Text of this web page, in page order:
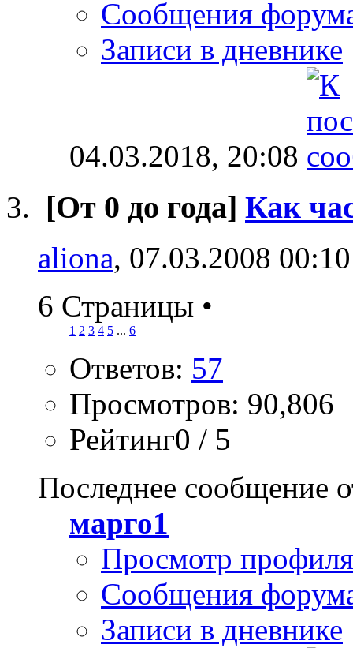
Сообщения
Записи в дневнике
04.03.2018, 20:08
[От 0 до года] Как
aliona, 07.03.2008 00:10
6 Страницы •
1 2 3 4 5 ... 6
Ответов: 57
Просмотров: 90,806
Рейтинг0 / 5
Последнее сообщение
марго1
Просмотр профиля
Сообщения
Записи в дневнике